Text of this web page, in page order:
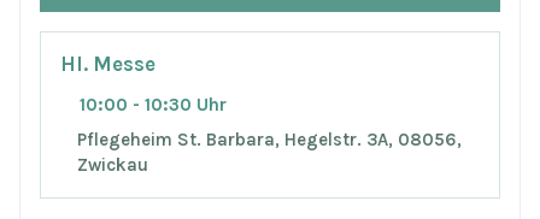
Hl. Messe
10:00 - 10:30 Uhr
Pflegeheim St. Barbara, Hegelstr. 3A, 08056,
Zwickau